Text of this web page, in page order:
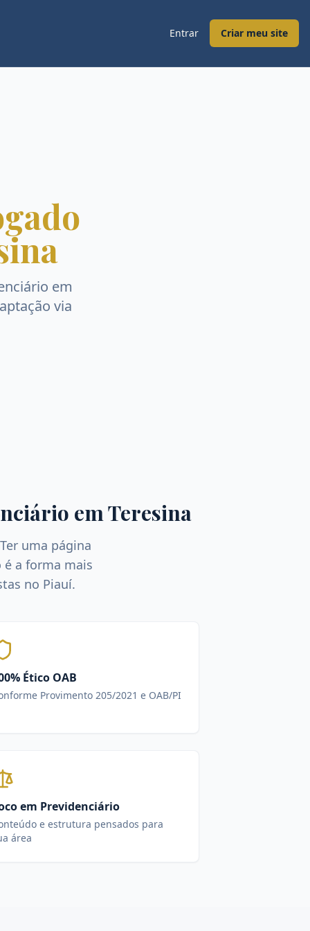
Entrar Criar meu site
em
via
emTeresina
uma página
a forma mais
no Piauí.
Ético OAB
Provimento 205/2021 e OAB/PI
em Previdenciário
e estrutura pensados para
área